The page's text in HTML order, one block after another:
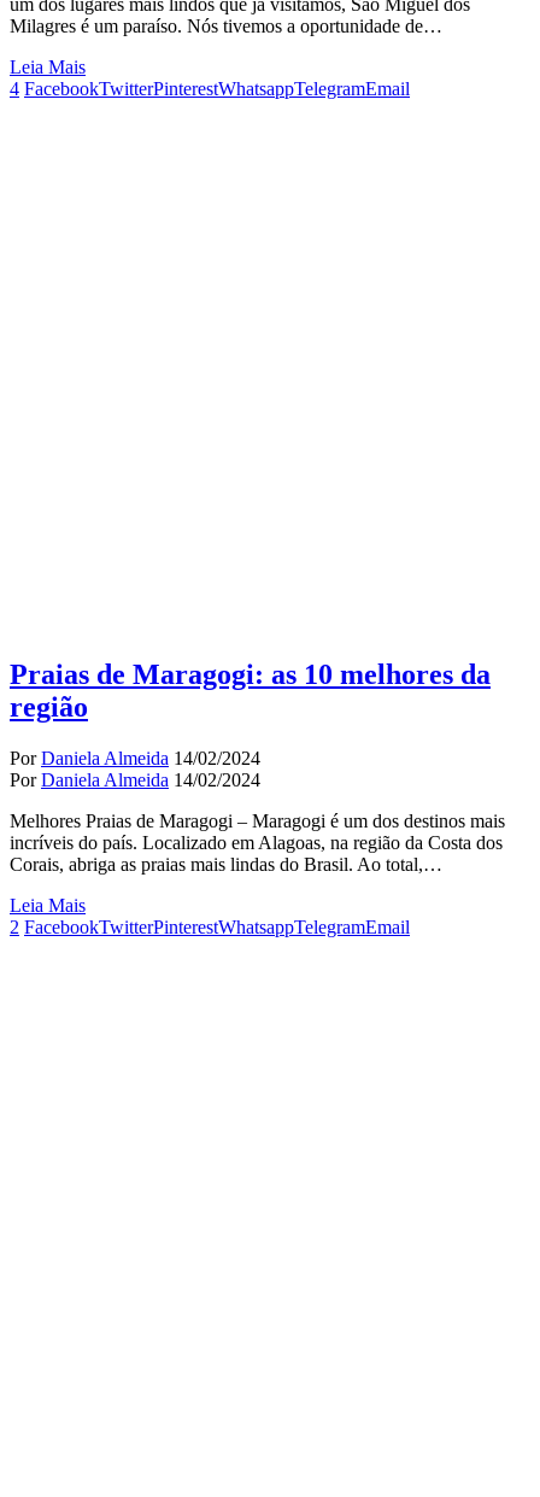
Milagres é um paraíso. Nós tivemos a oportunidade de…
Leia Mais
4 FacebookTwitterPinterestWhatsappTelegramEmail
Praias de Maragogi: as 10 melhores da
região
PorDaniela Almeida 14/02/2024
PorDaniela Almeida 14/02/2024
Melhores Praias de Maragogi – Maragogi é um dos destinos mais
incríveis do país. Localizado em Alagoas, na região da Costa dos
Corais, abriga as praias mais lindas do Brasil. Ao total,…
Leia Mais
2 FacebookTwitterPinterestWhatsappTelegramEmail